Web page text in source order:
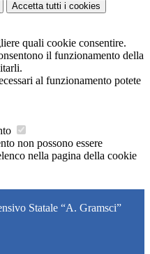
Accetta tutti i cookies
quali cookie consentire.
il funzionamento della
al funzionamento potete
non possono essere
nella pagina della cookie
Statale “A. Gramsci”